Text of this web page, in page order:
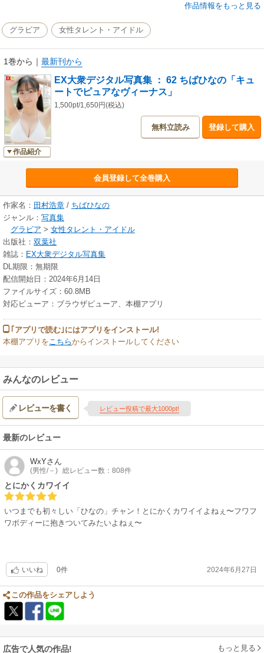
※この商品は固定レイアウトで作成されており、タブレットなど大きいデ
ィスプレイを備えた端末で読むことに適しています。また、文字列のハイ
ライトや検索、辞書の参照、引用などの機能が使用できません。
作品情報をもっと見る
グラビア 女性タレント・アイドル
1巻から ｜ 最新刊から
作品紹介
EX大衆デジタル写真集 ： 62 ちばひなの「キュ
ートでピュアなヴィーナス」
1,500pt/1,650円(税込)
無料立読み 登録して購入
会員登録して全巻購入
作家名： 田村浩章 / ちばひなの
ジャンル： 写真集
グラビア > 女性タレント・アイドル
出版社： 双葉社
雑誌： EX大衆デジタル写真集
DL期限：無期限
配信開始日：2024年6月14日
ファイルサイズ：60.8MB
対応ビューア：ブラウザビューア、本棚アプリ
｢アプリで読む｣にはアプリをインストール!
本棚アプリを こちらからインストールしてください
みんなのレビュー
レビューを書く レビュー投稿で最大1000pt!
最新のレビュー
WxYさん
(男性/－) 総レビュー数：808件
とにかくカワイイ
いつまでも初々しい「ひなの」チャン！とにかくカワイイよねぇ〜フワフ
ワボディーに抱きついてみたいよねぇ〜
いいね 0件 2024年6月27日
この作品をシェアしよう
広告で人気の作品! もっと見る